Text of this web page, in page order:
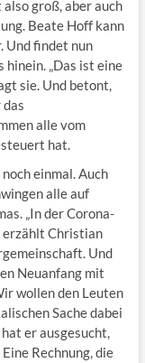
groß, aber auch
Beate Hoff kann
Und findet nun
„Das ist eine
sie. Und betont,
alle vom
hat.
einmal. Auch
alle auf
„In der Corona-
erzählt Christian
Und
Neuanfang mit
wollen den Leuten
Sache dabei
er ausgesucht,
Rechnung, die